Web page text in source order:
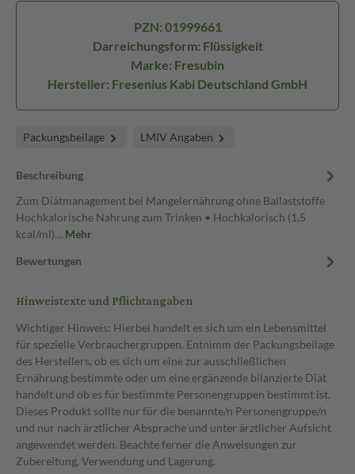
PZN: 01999661
Darreichungsform: Flüssigkeit
Marke: Fresubin
Hersteller: Fresenius Kabi Deutschland GmbH
Packungsbeilage LMIV Angaben
Beschreibung
Zum Diätmanagement bei Mangelernährung ohne Ballaststoffe
Hochkalorische Nahrung zum Trinken • Hochkalorisch (1,5
kcal/ml)… Mehr
Bewertungen
Hinweistexte und Pflichtangaben
Wichtiger Hinweis: Hierbei handelt es sich um ein Lebensmittel
für spezielle Verbrauchergruppen. Entnimm der Packungsbeilage
des Herstellers, ob es sich um eine zur ausschließlichen
Ernährung bestimmte oder um eine ergänzende bilanzierte Diät
handelt und ob es für bestimmte Personengruppen bestimmt ist.
Dieses Produkt sollte nur für die benannte/n Personengruppe/n
und nur nach ärztlicher Absprache und unter ärztlicher Aufsicht
angewendet werden. Beachte ferner die Anweisungen zur
Zubereitung, Verwendung und Lagerung.